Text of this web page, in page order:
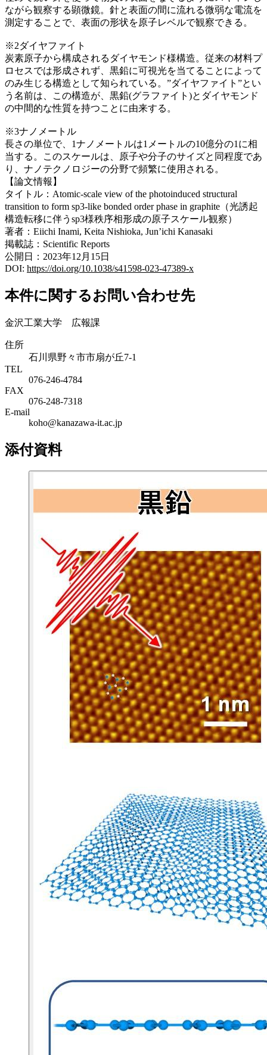
ながら観察する顕微鏡。針と表面の間に流れる微弱な電流を
測定することで、表面の形状を原子レベルで観察できる。
※2ダイヤファイト
炭素原子から構成されるダイヤモンド様構造。従来の材料プ
ロセスでは形成されず、黒鉛に可視光を当てることによって
のみ生じる構造として知られている。”ダイヤファイト”とい
う名前は、この構造が、黒鉛(グラファイト)とダイヤモンド
の中間的な性質を持つことに由来する。
※3ナノメートル
長さの単位で、1ナノメートルは1メートルの10億分の1に相
当する。このスケールは、原子や分子のサイズと同程度であ
り、ナノテクノロジーの分野で頻繁に使用される。
【論文情報】
タイトル：Atomic-scale view of the photoinduced structural
transition to form sp3-like bonded order phase in graphite（光誘起
構造転移に伴うsp3様秩序相形成の原子スケール観察）
著者：Eiichi Inami, Keita Nishioka, Jun’ichi Kanasaki
掲載誌：Scientific Reports
公開日：2023年12月15日
DOI: https://doi.org/10.1038/s41598-023-47389-x
本件に関するお問い合わせ先
金沢工業大学 広報課
住所
石川県野々市市扇が丘7-1
TEL
076-246-4784
FAX
076-248-7318
E-mail
koho@kanazawa-it.ac.jp
添付資料